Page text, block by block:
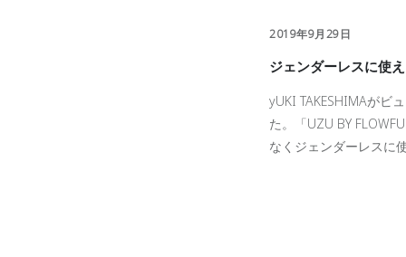
2019年9月29日
ジェンダーレスに使
yUKI TAKESHIMAがビ
た。
「UZU BY
なくジェンダーレスに